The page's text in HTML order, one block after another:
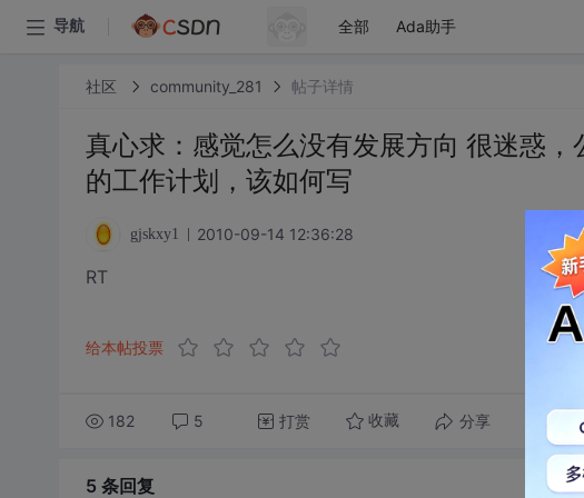
导航 全部 Ada助手
社区 community_281 帖子详情
真心求：感觉怎么没有发展方向 很迷惑
的工作计划，该如何写
gjskxy1 2010-09-14 12:36:28
RT
给本帖投票
182 5 打赏 收藏 分享 转发
5 条回复